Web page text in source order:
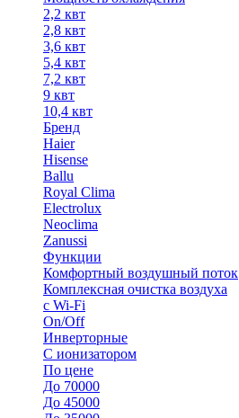
2,2 квт
2,8 квт
3,6 квт
5,4 квт
7,2 квт
9 квт
10,4 квт
Бренд
Haier
Hisense
Ballu
Royal Clima
Electrolux
Neoclima
Zanussi
Функции
Комфортный воздушный поток
Комплексная очистка воздуха
с Wi-Fi
On/Off
Инверторные
С ионизатором
По цене
До 70000
До 45000